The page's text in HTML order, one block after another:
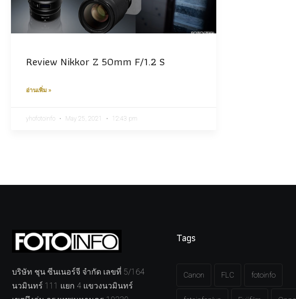
Review Nikkor Z 50mm F/1.2 S
อ่านเพิ่ม »
yhofotoinfo May 25, 2021 12:43 pm
บริษัท ชุน ซีนเนอร์จี จำกัด เลขที่ 5/164
นวมินทร์ 111 แยก 4 แขวงนวมินทร์
Tags
Canon FLC fotoinfo